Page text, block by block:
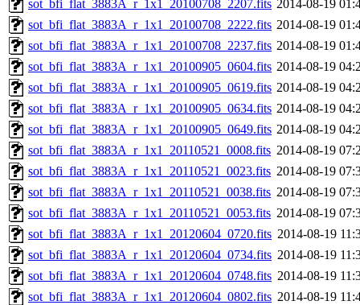
sot_bfi_flat_3883A_r_1x1_20100708_2207.fits 2014-08-19
sot_bfi_flat_3883A_r_1x1_20100708_2222.fits 2014-08-19
sot_bfi_flat_3883A_r_1x1_20100708_2237.fits 2014-08-19
sot_bfi_flat_3883A_r_1x1_20100905_0604.fits 2014-08-19
sot_bfi_flat_3883A_r_1x1_20100905_0619.fits 2014-08-19
sot_bfi_flat_3883A_r_1x1_20100905_0634.fits 2014-08-19
sot_bfi_flat_3883A_r_1x1_20100905_0649.fits 2014-08-19
sot_bfi_flat_3883A_r_1x1_20110521_0008.fits 2014-08-19
sot_bfi_flat_3883A_r_1x1_20110521_0023.fits 2014-08-19
sot_bfi_flat_3883A_r_1x1_20110521_0038.fits 2014-08-19
sot_bfi_flat_3883A_r_1x1_20110521_0053.fits 2014-08-19
sot_bfi_flat_3883A_r_1x1_20120604_0720.fits 2014-08-19
sot_bfi_flat_3883A_r_1x1_20120604_0734.fits 2014-08-19
sot_bfi_flat_3883A_r_1x1_20120604_0748.fits 2014-08-19
sot_bfi_flat_3883A_r_1x1_20120604_0802.fits 2014-08-19